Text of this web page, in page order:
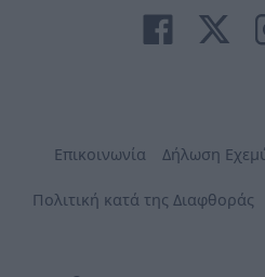
Επικοινωνία Δήλωση
Πολιτική κατά της Διαφθοράς